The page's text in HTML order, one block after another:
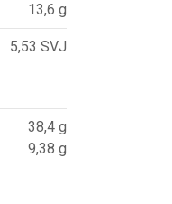
13,6 g
5,53 SVJ
38,4 g
9,38 g